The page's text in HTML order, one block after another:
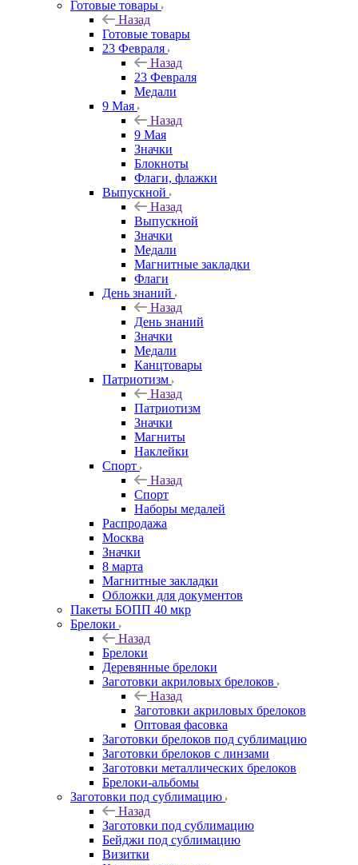
Готовые товары
Назад
Готовые товары
23 Февраля
Назад
23 Февраля
Медали
9 Мая
Назад
9 Мая
Значки
Блокноты
Флаги, флажки
Выпускной
Назад
Выпускной
Значки
Медали
Магнитные закладки
Флаги
День знаний
Назад
День знаний
Значки
Медали
Канцтовары
Патриотизм
Назад
Патриотизм
Значки
Магниты
Наклейки
Спорт
Назад
Спорт
Наборы медалей
Распродажа
Москва
Значки
8 марта
Магнитные закладки
Обложки для документов
Пакеты БОПП 40 мкр
Брелоки
Назад
Брелоки
Деревянные брелоки
Заготовки акриловых брелоков
Назад
Заготовки акриловых брелоков
Оптовая фасовка
Заготовки брелоков под сублимацию
Заготовки брелоков с линзами
Заготовки металлических брелоков
Брелоки-альбомы
Заготовки под сублимацию
Назад
Заготовки под сублимацию
Бейджи под сублимацию
Визитки